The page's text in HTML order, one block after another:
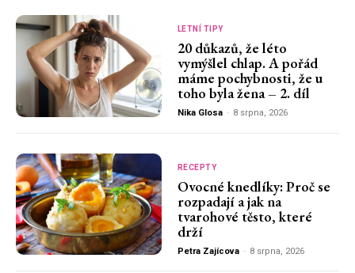
LETNÍ TIPY
20 důkazů, že léto
vymýšlel chlap. A pořád
máme pochybnosti, že u
toho byla žena – 2. díl
Nika Glosa - 8 srpna, 2026
RECEPTY
Ovocné knedlíky: Proč se
rozpadají a jak na
tvarohové těsto, které
drží
Petra Zajícova - 8 srpna, 2026